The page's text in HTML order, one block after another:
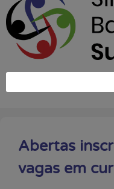
Abertas
vagas em